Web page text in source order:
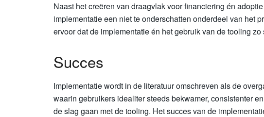
Naast het creëren van draagvlak voor financiering én
implementatie een niet te onderschatten onderdeel van het
ervoor dat de implementatie én het gebruik van de tooling
Succes
Implementatie wordt in de literatuur omschreven als de
waarin gebruikers idealiter steeds bekwamer, consistenter
de slag gaan met de tooling. Het succes van de